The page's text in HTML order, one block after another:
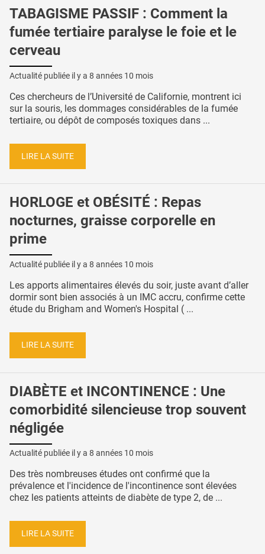
TABAGISME PASSIF : Comment la
fumée tertiaire paralyse le foie et le
cerveau
Actualité publiée il y a 8 années 10 mois
Ces chercheurs de l’Université de Californie, montrent ici
sur la souris, les dommages considérables de la fumée
tertiaire, ou dépôt de composés toxiques dans ...
LIRE LA SUITE
HORLOGE et OBÉSITÉ : Repas
nocturnes, graisse corporelle en
prime
Actualité publiée il y a 8 années 10 mois
Les apports alimentaires élevés du soir, juste avant d’aller
dormir sont bien associés à un IMC accru, confirme cette
étude du Brigham and Women's Hospital ( ...
LIRE LA SUITE
DIABÈTE et INCONTINENCE : Une
comorbidité silencieuse trop souvent
négligée
Actualité publiée il y a 8 années 10 mois
Des très nombreuses études ont confirmé que la
prévalence et l'incidence de l'incontinence sont élevées
chez les patients atteints de diabète de type 2, de ...
LIRE LA SUITE